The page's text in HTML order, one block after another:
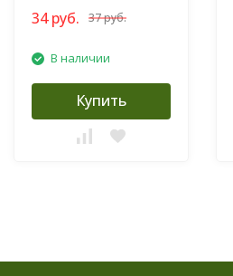
34 руб. 37 руб.
В наличии
Купить